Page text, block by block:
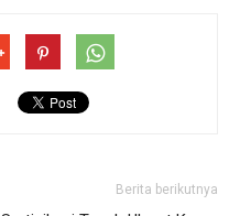
Berita berikutnya